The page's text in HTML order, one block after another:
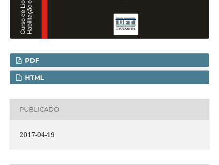
PDF
HTML
PUBLICADO
2017-04-19